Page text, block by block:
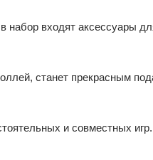
набор входят аксессуары
станет прекрасным
и совместных